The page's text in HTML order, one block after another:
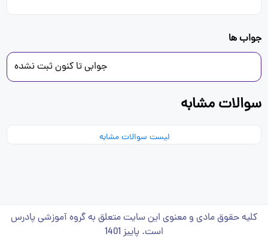
جواب ها
جوابی تا کنون ثبت نشده
سوالات مشابه
لیست سوالات مشابه
کلیه حقوق مادی و معنوی این سایت متعلق به گروه آموزشی پادرس
است. پاییز 1401